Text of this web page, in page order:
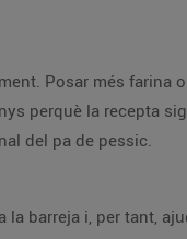
Posar més farina
perquè la recepta
del pa de pessic.
barreja i, per tant,